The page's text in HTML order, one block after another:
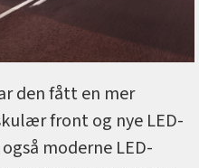
den fått en mer
front og nye LED-
moderne LED-